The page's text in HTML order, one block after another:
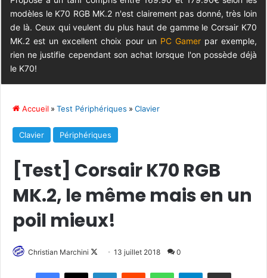
modèles le K70 RGB MK.2 n'est clairement pas donné, très loin
de là. Ceux qui veulent du plus haut de gamme le Corsair K70
MK.2 est un excellent choix pour un PC Gamerpar exemple,
rien ne justifie cependant son achat lorsque l'on possède déjà
le K70!
Accueil » Test Périphériques » Clavier
Clavier Périphériques
[Test] Corsair K70 RGB
MK.2, le même mais en un
poil mieux!
Christian Marchini 13 juillet 2018 0
Telegram